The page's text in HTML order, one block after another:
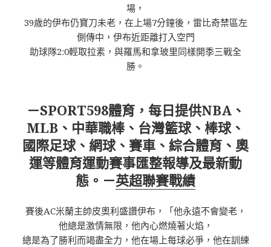
場，
39歲的伊布仍寶刀未老，在上場7分鐘後，雷比奇禁區左
側傳中，伊布近距離打入空門
助球隊2:0輕取拉素，與羅馬和拿玻里同樣開季三戰全
勝。
－SPORT598體育，每日提供NBA、
MLB、中華職棒、台灣籃球、棒球、
國際足球、網球、賽車、綜合體育、奧
運等體育運動賽事匯整報導及最新動
態。－英超聯賽戰績
賽後AC米蘭主帥皮奧利盛讚伊布，「他永遠不會變老，
他總是激情無限，他內心燃燒著火焰，
總是為了勝利而竭盡全力，他在場上每球必爭，他在訓練